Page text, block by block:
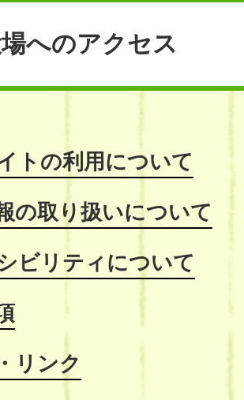
へのアクセス
トの利用について
の取り扱いについて
ビリティについて
リンク